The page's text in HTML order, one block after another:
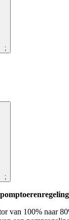
;
;
van 100% naar